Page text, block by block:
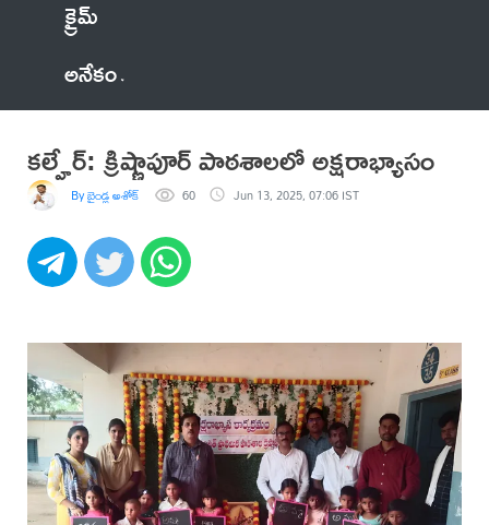
క్రైమ్
అనేకం
కల్హేర్: క్రిష్ణాపూర్ పాఠశాలలో అక్షరాభ్యాసం
By బైండ్ల అశోక్ 60 Jun 13, 2025, 07:06 IST